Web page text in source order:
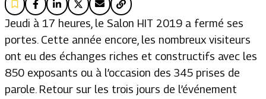
Jeudi à 17 heures, le Salon HIT 2019 a fermé ses
portes. Cette année encore, les nombreux visiteurs
ont eu des échanges riches et constructifs avec les
850 exposants ou à l’occasion des 345 prises de
parole. Retour sur les trois jours de l’événement